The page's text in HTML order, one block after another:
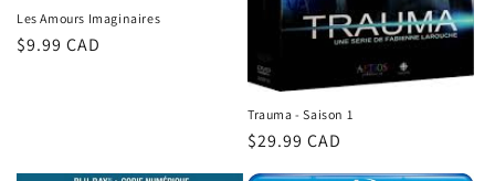
n
:
Les Amours Imaginaires
Prix
$9.99 CAD
Trauma - Saison 1
Prix
habituel
$29.99 CAD